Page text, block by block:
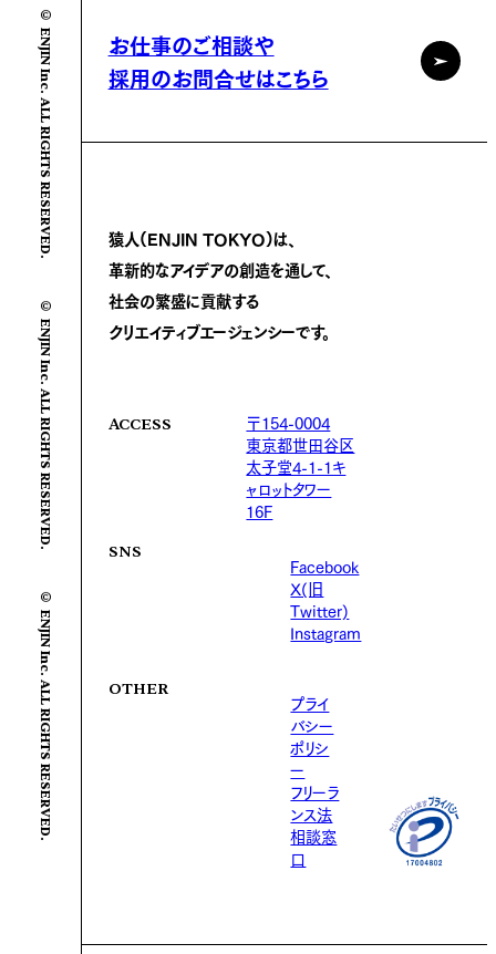
© ENJIN Inc. ALL RIGHTS RESERVED.
© ENJIN Inc. ALL RIGHTS RESERVED.
© ENJIN Inc. ALL RIGHTS RESERVED.
お仕事のご相談や
採用のお問合せはこちら
猿人(ENJIN TOKYO)は、
革新的なアイデアの創造を通して、
社会の繁盛に貢献する
クリエイティブエージェンシーです。
ACCESS
〒154-0004
東京都世田谷区
太子堂4-1-1キ
ャロットタワー
16F
SNS
Facebook
X(旧
Twitter)
Instagram
OTHER
プライ
バシー
ポリシ
ー
フリーラ
ンス法
相談窓
口